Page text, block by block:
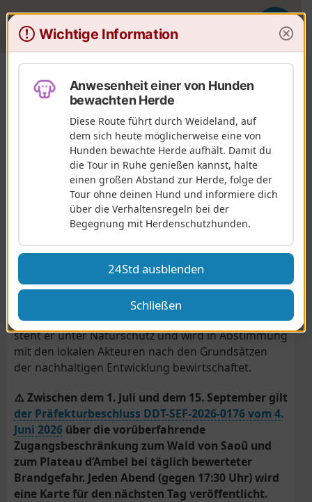
i
s
o
r
a
d
o
T
g
a
n
Wanderungen Rhône-Alpes Drôme Saou Große Tour durch den Wald von Saou
Große Tour durch den Wald von
Auf nach Osten, um den 1930 von Maurice Burrus
angelegten Wanderweg zu erkunden. Die Route
führt am Fuße der Trois-Becs vorbei. Zum Abschluss
dieser Tour lässt Sie ein Abstieg über Waldwege
und -pfade den langen Aufstieg vergessen.
Der Wald von Saou, der im Rahmen der Politik für
sensible Naturräume erworben wurde, ist das
größte Grundstück des Départements. Seit 1942
steht er unter Naturschutz und wird in Abstimmung
mit den lokalen Akteuren nach den Grundsätzen
der nachhaltigen Entwicklung bewirtschaftet.
⚠️ Zwischen dem 1. Juli und dem 15. September gilt
der Präfekturbeschluss DDT-SEF-2026-0176 vom 4.
Juni 2026 über die vorüberfahrende
Zugangsbeschränkung zum Wald von Saoû und
zum Plateau d’Ambel bei täglich bewerteter
Brandgefahr. Jeden Abend (gegen 17:30 Uhr) wird
eine Karte für den nächsten Tag veröffentlicht.
Wichtige Information
Anwesenheit einer von Hunden
bewachten Herde
Diese Route führt durch Weideland, auf
dem sich heute möglicherweise eine von
Hunden bewachte Herde aufhält. Damit du
die Tour in Ruhe genießen kannst, halte
einen großen Abstand zur Herde, folge der
Tour ohne deinen Hund und informiere dich
über die Verhaltensregeln bei der
Begegnung mit Herdenschutzhunden.
24Std ausblenden
Schließen